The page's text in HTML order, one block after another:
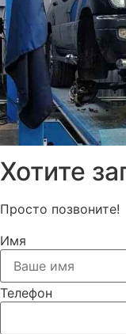
Хотите
Просто позвоните!
Имя
Телефон